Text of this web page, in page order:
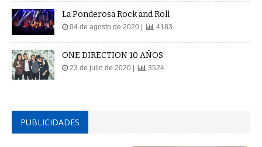
La Ponderosa Rock and Roll
04 de agosto de 2020 | 4183
ONE DIRECTION 10 AÑOS
23 de julio de 2020 | 3524
PUBLICIDADES